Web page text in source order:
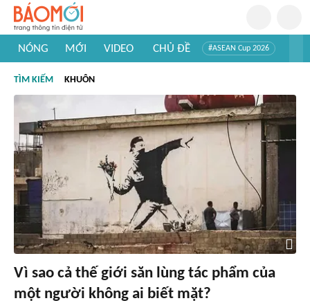
NÓNG MỚI VIDEO CHỦ ĐỀ #ASEAN Cup 2026
#Khám phá thế giới
TÌM KIẾM KHUÔN
Vì sao cả thế giới săn lùng tác phẩm của
một người không ai biết mặt?